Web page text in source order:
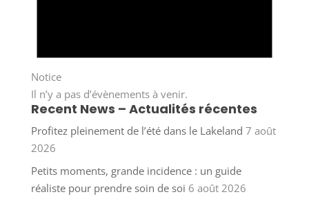
Notice
Il n’y a pas d’évènements à venir.
Recent News – Actualités récentes
Profitez pleinement de l’été dans le Lakeland 7 août
2026
Petits moments, grande incidence : un guide
réaliste pour prendre soin de soi 6 août 2026